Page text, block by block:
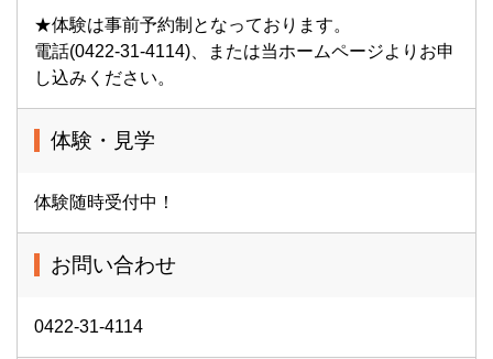
★体験は事前予約制となっております。
電話(0422-31-4114)、または当ホームページよりお申
し込みください。
体験・見学
体験随時受付中！
お問い合わせ
0422-31-4114